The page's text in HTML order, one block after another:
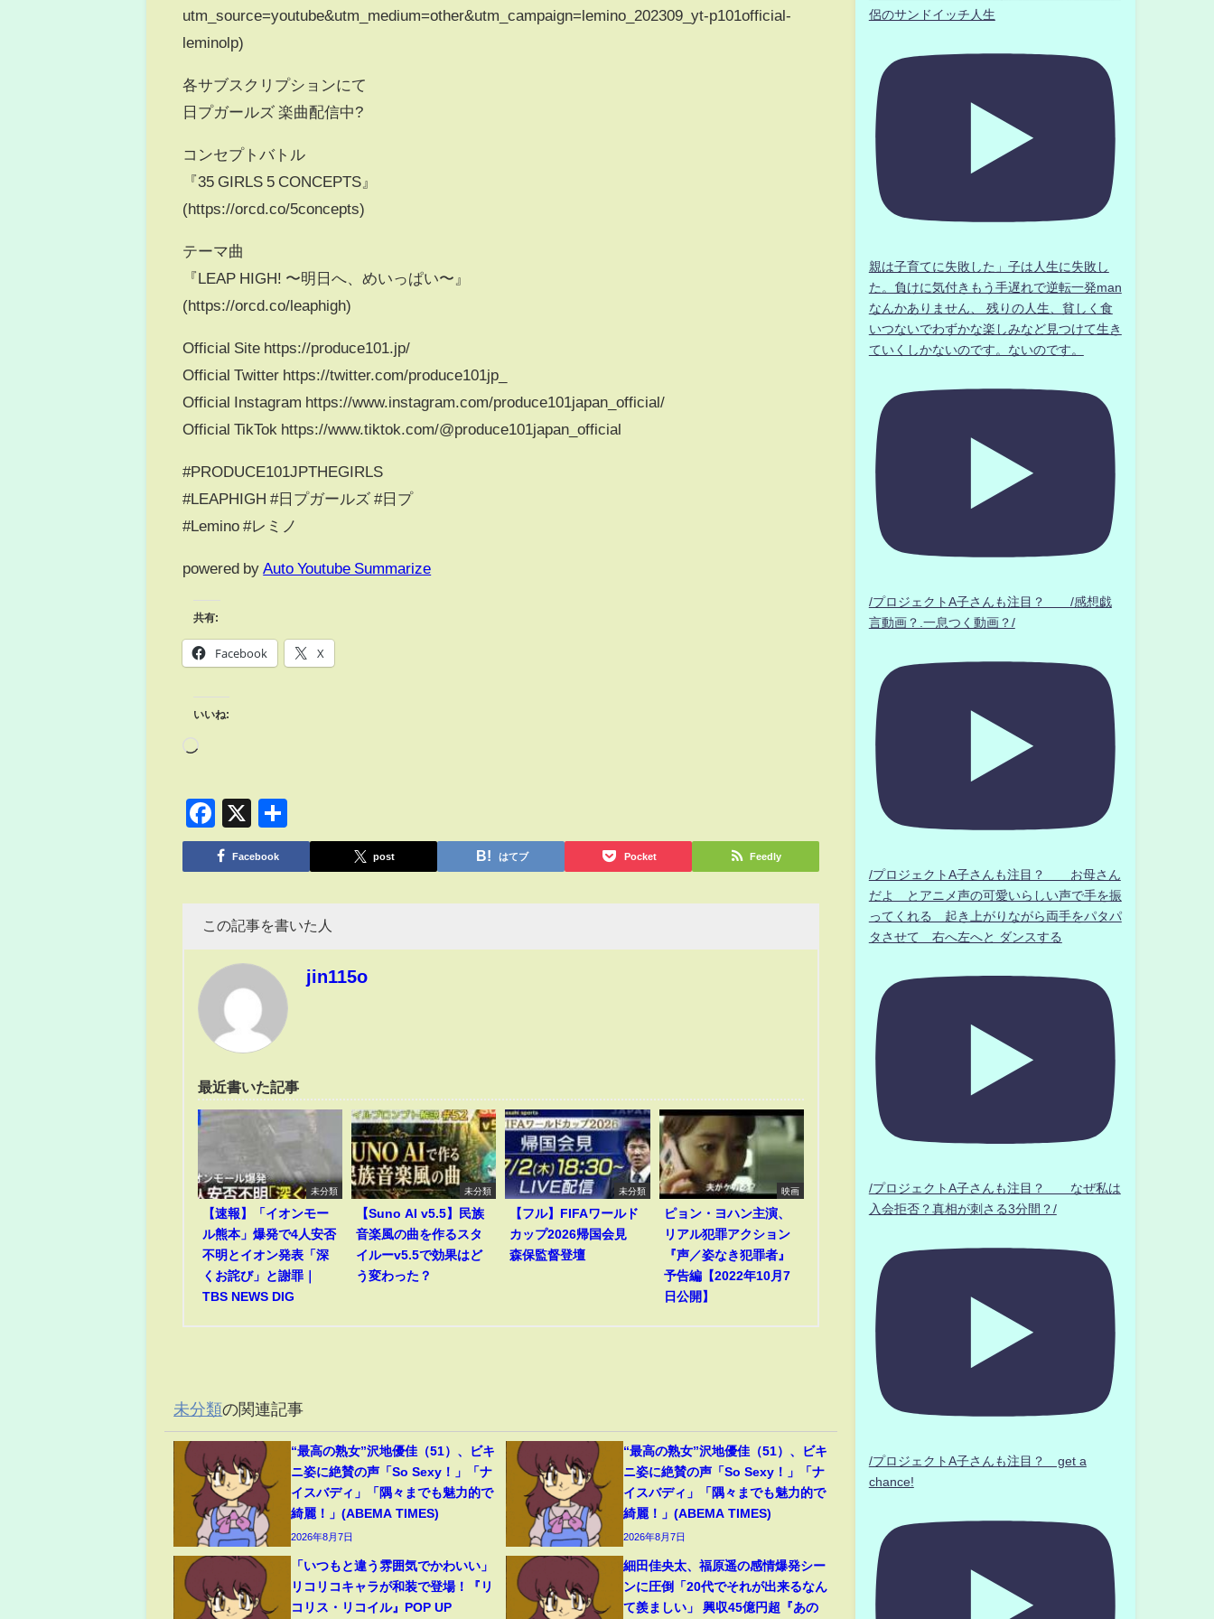
utm_source=youtube&utm_medium=other&utm_campaign=lemino_202309_yt-p101official-
leminolp)
各サブスクリプションにて
日プガールズ 楽曲配信中?
コンセプトバトル
『35 GIRLS 5 CONCEPTS』
(https://orcd.co/5concepts)
テーマ曲
『LEAP HIGH! 〜明日へ、めいっぱい〜』
(https://orcd.co/leaphigh)
Official Site https://produce101.jp/
Official Twitter https://twitter.com/produce101jp_
Official Instagram https://www.instagram.com/produce101japan_official/
Official TikTok https://www.tiktok.com/@produce101japan_official
#PRODUCE101JPTHEGIRLS
#LEAPHIGH #日プガールズ #日プ
#Lemino #レミノ
powered by Auto Youtube Summarize
共有:
Facebook X
いいね:
Facebook
X
有
Facebook post はてブ Pocket Feedly
この記事を書いた人
jin115o
最近書いた記事
未分類
【速報】「イオンモー
ル熊本」爆発で4人安否
不明とイオン発表「深
くお詫び」と謝罪｜
TBS NEWS DIG
未分類
【Suno AI v5.5】民族
音楽風の曲を作るスタ
イルーv5.5で効果はど
う変わった？
未分類
【フル】FIFAワールド
カップ2026帰国会見
森保監督登壇
映画
ピョン・ヨハン主演、
リアル犯罪アクション
『声／姿なき犯罪者』
予告編【2022年10月7
日公開】
未分類の関連記事
“最高の熟女”沢地優佳（51）、ビキ
ニ姿に絶賛の声「So Sexy！」「ナ
イスバディ」「隅々までも魅力的で
綺麗！」(ABEMA TIMES)
2026年8月7日
“最高の熟女”沢地優佳（51）、ビキ
ニ姿に絶賛の声「So Sexy！」「ナ
イスバディ」「隅々までも魅力的で
綺麗！」(ABEMA TIMES)
2026年8月7日
「いつもと違う雰囲気でかわいい」
リコリコキャラが和装で登場！『リ
コリス・リコイル』POP UP
細田佳央太、福原遥の感情爆発シー
ンに圧倒「20代でそれが出来るなん
て羨ましい」 興収45億円超『あの
侶のサンドイッチ人生
親は子育てに失敗した」子は人生に失敗し
た。負けに気付きもう手遅れで逆転一発man
なんかありません、 残りの人生、貧しく食
いつないでわずかな楽しみなど見つけて生き
ていくしかないのです。ないのです。
/プロジェクトA子さんも注目？ /感想戯
言動画？.一息つく動画？/
/プロジェクトA子さんも注目？ お母さん
だよ とアニメ声の可愛いらしい声で手を振
ってくれる 起き上がりながら両手をパタパ
タさせて 右へ左へと ダンスする
/プロジェクトA子さんも注目？ なぜ私は
入会拒否？真相が刺さる3分間？/
/プロジェクトA子さんも注目？ get a
chance!